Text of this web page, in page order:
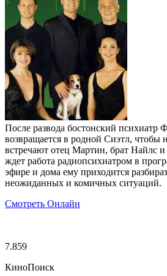
После развода бостонский психиатр
возвращается в родной Сиэтл, чтобы
встречают отец Мартин, брат Найлс
ждет работа радиопсихиатром в
эфире и дома ему приходится
неожиданных и комичных ситуаций.
Смотреть Онлайн
7.859
КиноПоиск